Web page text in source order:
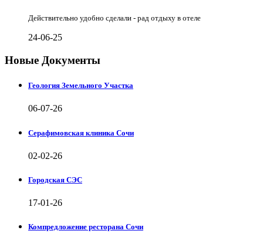
Действительно удобно сделали - рад отдыху в отеле
24-06-25
Новые Документы
Геология Земельного Участка
06-07-26
Серафимовская клиника Сочи
02-02-26
Городская СЭС
17-01-26
Компредложение ресторана Сочи